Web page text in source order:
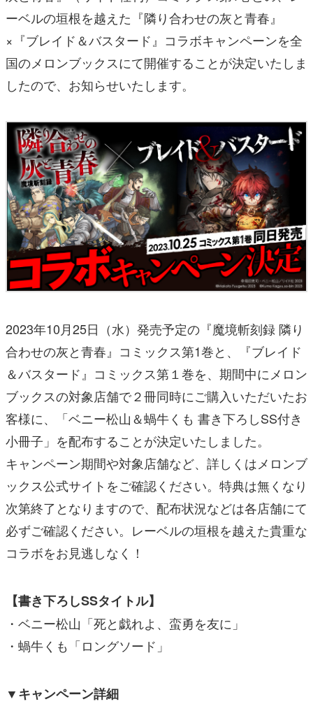
ーベルの垣根を越えた『隣り合わせの灰と青春』
×『ブレイド＆バスタード』コラボキャンペーンを全
国のメロンブックスにて開催することが決定いたしま
したので、お知らせいたします。
2023年10月25日（水）発売予定の『魔境斬刻録 隣り
合わせの灰と青春』コミックス第1巻と、『ブレイド
＆バスタード』コミックス第１巻を、期間中にメロン
ブックスの対象店舗で２冊同時にご購入いただいたお
客様に、「ベニー松山＆蝸牛くも 書き下ろしSS付き
小冊子」を配布することが決定いたしました。
キャンペーン期間や対象店舗など、詳しくはメロンブ
ックス公式サイトをご確認ください。特典は無くなり
次第終了となりますので、配布状況などは各店舗にて
必ずご確認ください。レーベルの垣根を越えた貴重な
コラボをお見逃しなく！
【書き下ろしSSタイトル】
・ベニー松山「死と戯れよ、蛮勇を友に」
・蝸牛くも「ロングソード」
▼キャンペーン詳細